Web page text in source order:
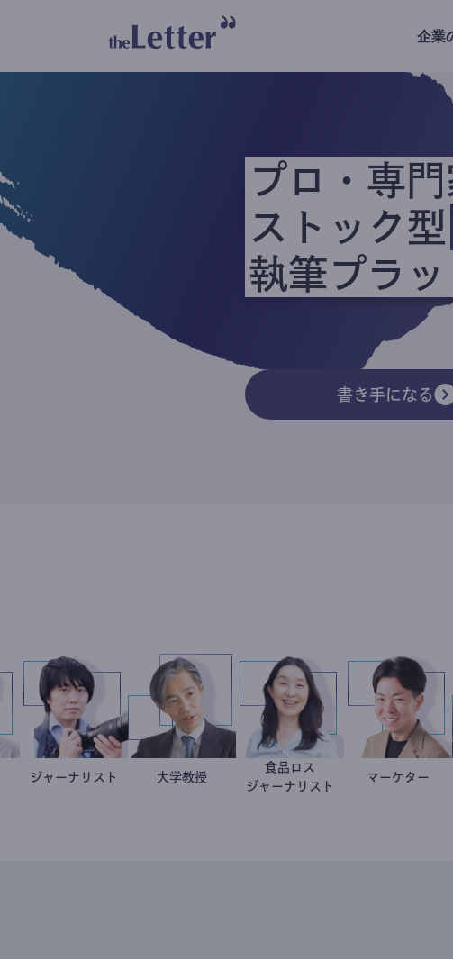
企業
プロ・専
ストック型
執筆プラ
書き手になる
弘樹
起業家 志葉玲
ジャーナリスト 加藤忠史
大学教授 井出留美
食品ロス
ジャーナリスト
室谷
マーケ